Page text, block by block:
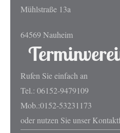
Mühlstraße 13a
64569 Nauheim
Rufen Sie einfach an
Tel.: 06152-9479109
Mob.:0152-53231173
oder nutzen Sie unser